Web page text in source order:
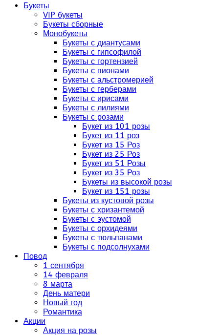
Букеты
VIP букеты
Букеты сборные
Монобукеты
Букеты с диантусами
Букеты с гипсофилой
Букеты с гортензией
Букеты с пионами
Букеты с альстромерией
Букеты с герберами
Букеты с ирисами
Букеты с лилиями
Букеты с розами
Букет из 101 розы
Букет из 11 роз
Букет из 15 Роз
Букет из 25 Роз
Букет из 51 Розы
Букет из 35 Роз
Букеты из высокой розы
Букет из 151 розы
Букеты из кустовой розы
Букеты с хризантемой
Букеты с эустомой
Букеты с орхидеями
Букеты с тюльпанами
Букеты с подсолнухами
Повод
1 сентября
14 февраля
8 марта
День матери
Новый год
Романтика
Акции
Акция на розы